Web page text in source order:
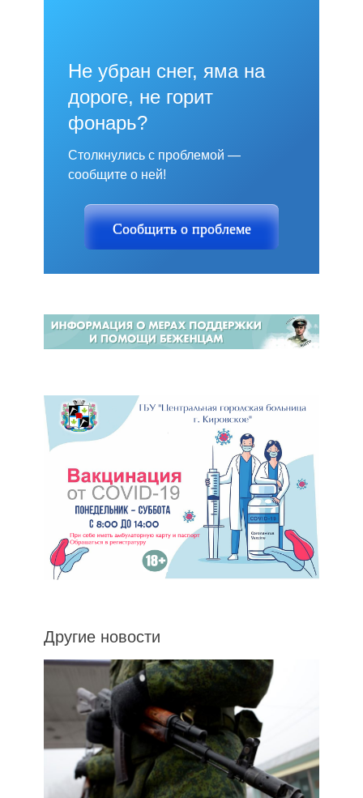
Не убран снег, яма на
дороге, не горит
фонарь?
Столкнулись с проблемой —
сообщите о ней!
Сообщить о проблеме
Другие новости